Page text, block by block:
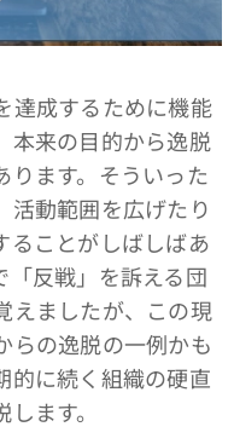
達成するために機能
本来の目的から逸脱
ります。そういった
活動範囲を広げたり
ることがしばしばあ
「反戦」を訴える団
えましたが、この現
らの逸脱の一例かも
的に続く組織の硬直
ます。